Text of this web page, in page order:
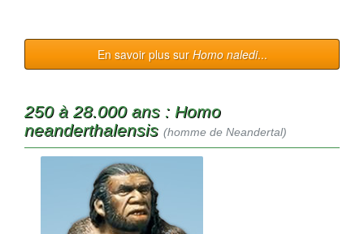
En savoir plus surHomo naledi...
250 à 28.000 ans : Homo
neanderthalensis (homme de Neandertal)